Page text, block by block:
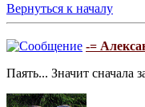
Вернуться к началу
-=
Паять... Значит сначала